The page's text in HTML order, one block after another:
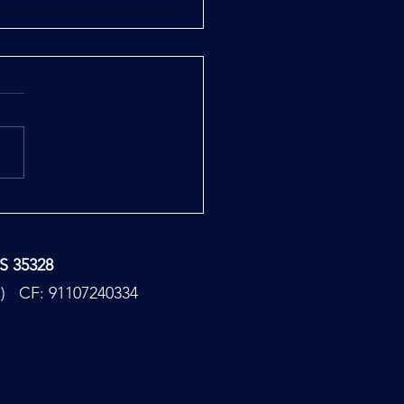
35328
CF: 91107240334